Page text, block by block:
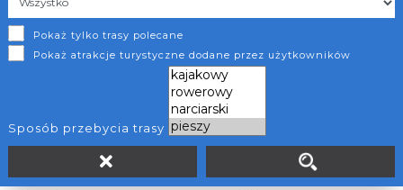
Pokaż tylko trasy polecane
Pokaż atrakcje turystyczne dodane przez użytkowników
Sposób przebycia trasy
/
Trasa wiedzie wzdłuż naturalnie meandrującej rzeki, przy
której znajdują się dobrze zachowane siedliska nadrzeczne:
wierzbowo-topolowe łęgi nadrzeczne i zarośla wierzbowe.
3.68 km 0 m
0 m
3.68 km